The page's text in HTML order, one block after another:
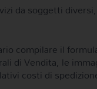
da soggetti
compilare il
di Vendita, le
costi di